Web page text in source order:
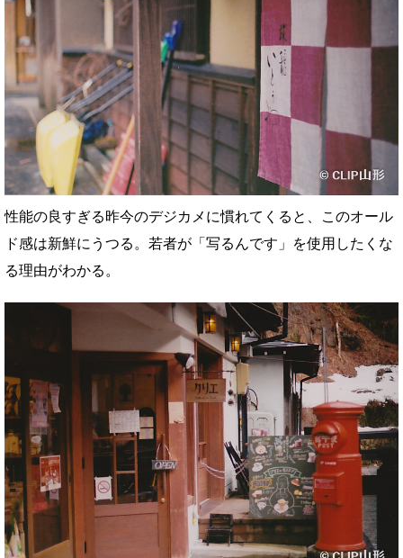
性能の良すぎる昨今のデジカメに慣れてくると、このオール
ド感は新鮮にうつる。若者が「写るんです」を使用したくな
る理由がわかる。